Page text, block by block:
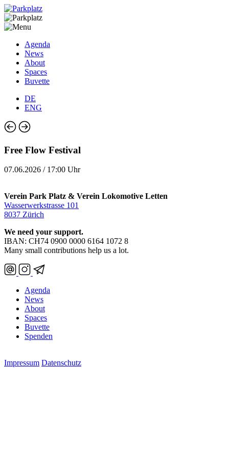
Agenda
News
About
Spaces
Buvette
DE
ENG
Free Flow Festival
07.06.2026 / 17:00 Uhr
Verein Park Platz & Verein Lokomotive Letten
Wasserwerkstrasse 101
8037 Zürich
We need your support.
IBAN: CH74 0900 0000 6164 1072 8
Many small contributions help us a lot.
Agenda
News
About
Spaces
Buvette
Spenden
Impressum Datenschutz